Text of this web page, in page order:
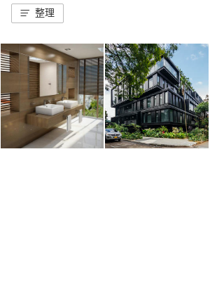
整理